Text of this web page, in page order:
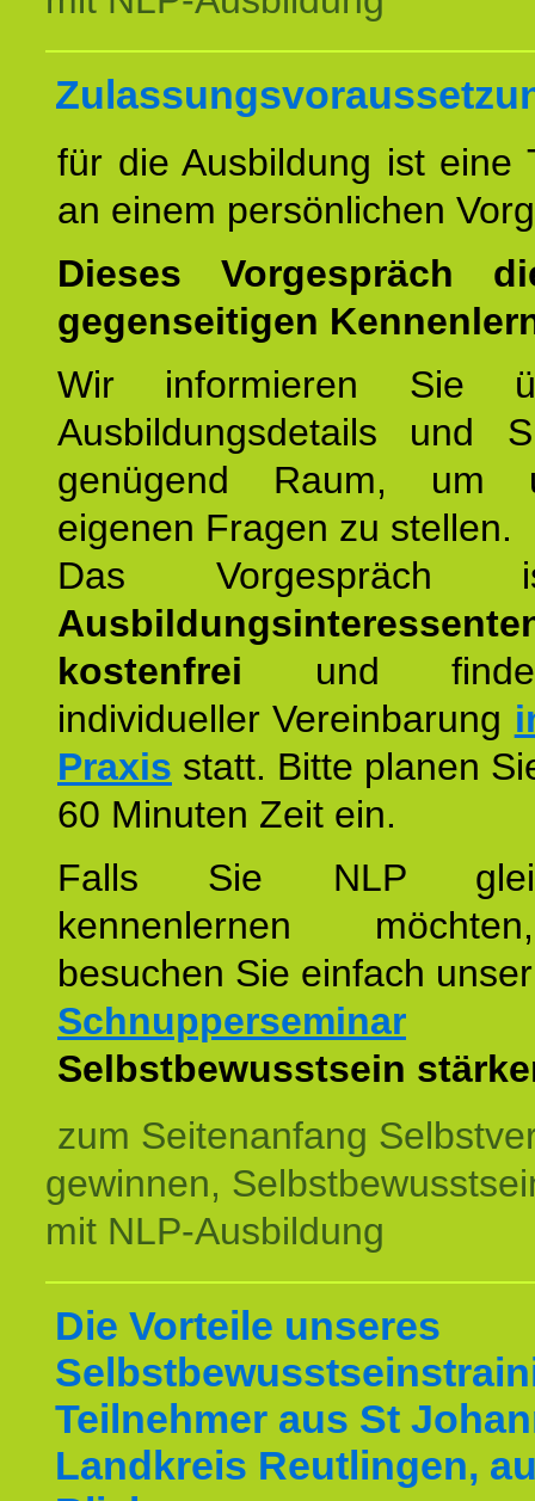
für die Ausbildung ist eine
an einem persönlichen
Dieses Vorgespräch
gegenseitigen
Wir informieren Sie
Ausbildungsdetails und
genügend Raum, um
eigenen Fragen zu stellen.
Das
kostenfrei und
individueller Vereinbarung
Praxis statt. Bitte planen
60 Minuten Zeit ein.
Falls Sie NLP
kennenlernen
besuchen Sie einfach unser
Schnupperseminar
Selbstbewusstsein
zum Seitenanfang
gewinnen,
mit NLP-Ausbildung
Die Vorteile unseres
Teilnehmer aus St
Landkreis Reutlingen,